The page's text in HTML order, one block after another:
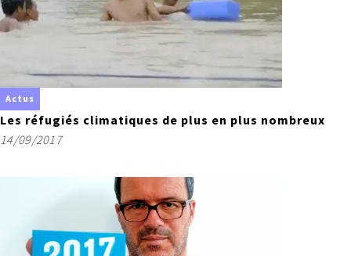
Actus
Les réfugiés climatiques de plus en plus nombreux
14/09/2017